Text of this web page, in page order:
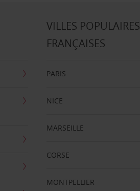
VILLES POPULAIRES
FRANÇAISES
PARIS
NICE
MARSEILLE
CORSE
MONTPELLIER